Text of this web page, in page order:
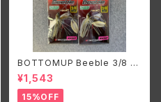
BOTTOMUP Beeble 3/8 D
W/ボトムアップ ビーブル ダブル
ウィロー
¥1,543
15%OFF